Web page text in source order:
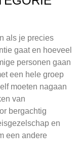
als je precies
gaat en hoeveel
personen gaan
een hele groep
moeten nagaan
van
bergachtig
en
een andere